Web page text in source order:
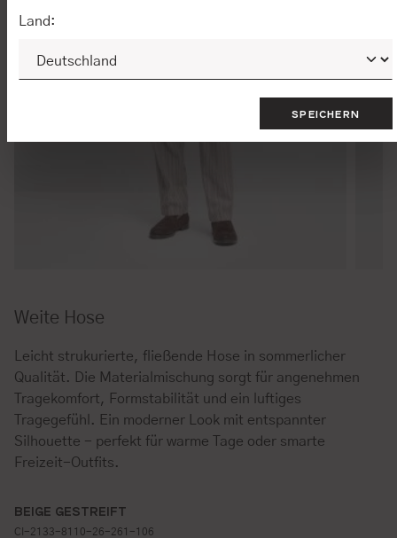
Weite Hose
Leicht strukurierte, fließende Hose in sommerlicher
Qualität. Die Materialmischung sorgt für angenehmen
Tragekomfort, Formstabilität und ein luftiges
Tragegefühl. Ein moderner Look mit entspannter
Silhouette - perfekt für warme Tage oder smarte
Freizeit-Outfits.
BEIGE GESTREIFT
CI-2133-8110-26-261-106
Land:
SPEICHERN